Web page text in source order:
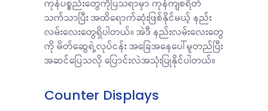
ကုန်ပစ္စည်းတွေကိုပြသရာမှာ ကုန်ကျစရိတ်
သက်သာပြီး အထိရောက်ဆုံးဖြစ်နိုင်မယ့် နည်း
လမ်းလေးတွေရှိပါတယ်။ အဲဒီ နည်းလမ်းလေးတွေ
ကို မိတ်ဆွေရဲ့လုပ်ငန်း အခြေအနေပေါ်မူတည်ပြီး
အဆင်ပြေသလို ပြောင်းလဲအသုံးပြုနိုင်ပါတယ်။
Counter Displays